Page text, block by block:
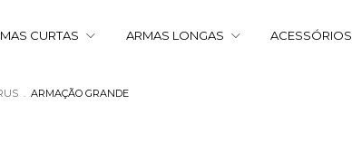
CURTAS ARMAS LONGAS ACESSÓRIOS
. ARMAÇÃO GRANDE